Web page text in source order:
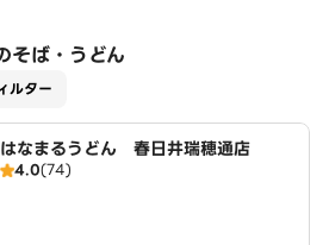
そば・うどん
ルター
はなまるうどん 春日井瑞穂通店
4.0(74)